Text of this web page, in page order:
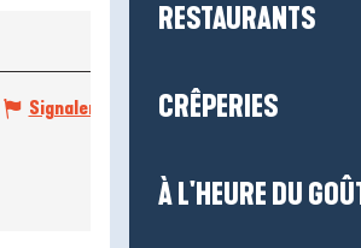
RESTAURANTS
CRÊPERIES
À L'HEURE DU
Signaler une erreur